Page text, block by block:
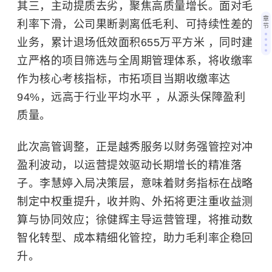
其三，主动提质去劣，聚焦高质量增长。面对毛
利率下滑，公司果断剥离低毛利、可持续性差的
业务，累计退场低效面积655万平方米 ，同时建
立严格的项目筛选与全周期管理体系，将收缴率
作为核心考核指标，市拓项目当期收缴率达
94%，远高于行业平均水平 ，从源头保障盈利
质量。
此次高管调整，正是越秀服务以财务强管控对冲
盈利波动，以运营提效驱动长期增长的精准落
子。李慧婷入局决策层，意味着财务指标在战略
制定中权重提升，收并购、外拓将更注重收益测
算与协同效应；徐健辉主导运营管理，将推动数
智化转型、成本精细化管控，助力毛利率企稳回
升。
章
节